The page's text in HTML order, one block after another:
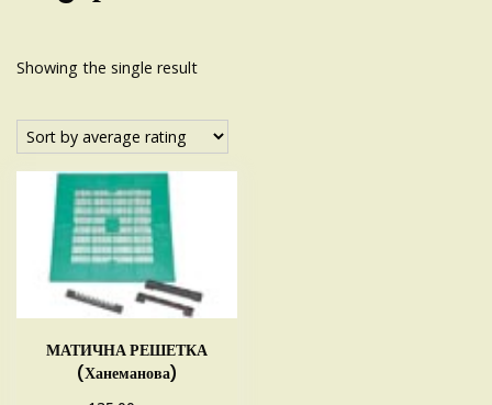
Showing the single result
МАТИЧНА РЕШЕТКА
(Ханеманова)